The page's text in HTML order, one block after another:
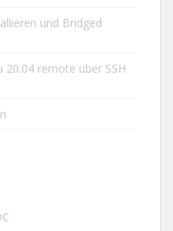
und Bridged
20.04 remote über SSH